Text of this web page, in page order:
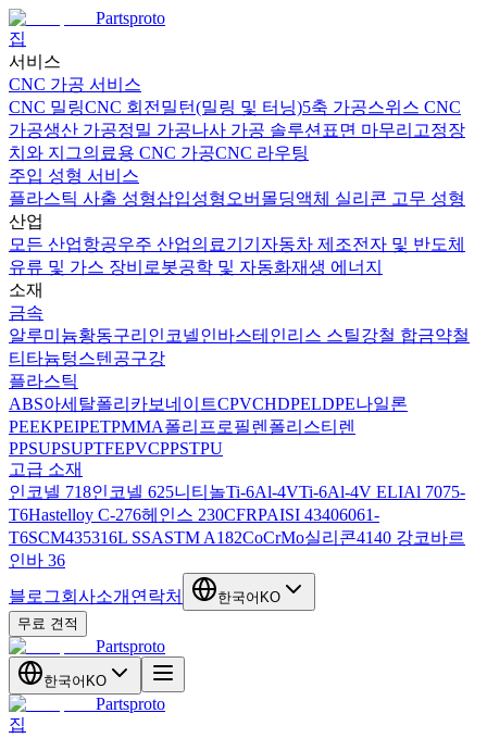
Partsproto
집
서비스
CNC 가공 서비스
CNC 밀링CNC 회전 밀턴(밀링 및 터닝)5축 가공스위스 CNC
가공생산 가공정밀 가공나사 가공 솔루션 표면 마무리 고정장
치와 지그의료용 CNC 가공CNC 라우팅
주입 성형 서비스
플라스틱 사출 성형삽입성형 오버몰딩액체 실리콘 고무 성형
산업
모든 산업항공우주 산업의료기기 자동차 제조전자 및 반도체
유류 및 가스 장비 로봇공학 및 자동화재생 에너지
소재
금속
알루미늄황동구리 인코넬인바스테인리스 스틸강철 합금약철
티타늄텅스텐 공구강
플라스틱
ABS아세탈폴리카보네이트CPVCHDPELDPE나일론
PEEKPEIPETPMMA폴리프로필렌 폴리스티렌
PPSUPSUPTFEPVCPPSTPU
고급 소재
인코넬 718인코넬 625니티놀Ti-6Al-4VTi-6Al-4V ELIAl 7075-
T6Hastelloy C-276헤인스 230CFRPAISI 43406061-
T6SCM435316L SSASTM A182CoCrMo실리콘4140 강코바르
인바 36
블로그회사소개 연락처 한국어 KO
무료 견적
Partsproto
한국어 KO
Partsproto
집